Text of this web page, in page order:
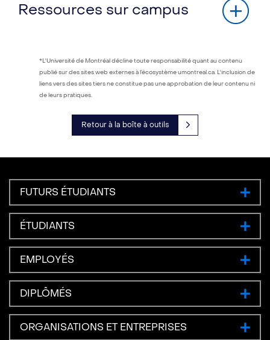
Ressources sur campus
*L'Université de Montréal décline toute responsabilité quant au contenu
publié sur des sites web externes à l’écosystème umontreal.ca. L'inclusion de
liens vers des sites tiers ne constitue pas une approbation de leur contenu ni
de leurs pratiques.
Retour à la boîte à outils
FUTURS ÉTUDIANTS
ÉTUDIANTS
EMPLOYÉS
DIPLÔMÉS
ORGANISATIONS ET ENTREPRISES